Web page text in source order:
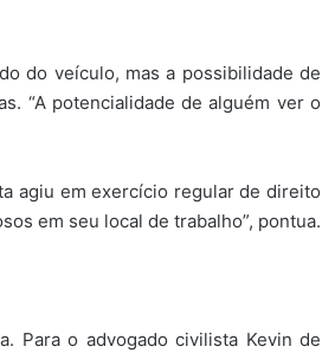
do veículo, mas a possibilidade de
“A potencialidade de alguém ver o
agiu em exercício regular de direito
em seu local de trabalho”, pontua.
Para o advogado civilista Kevin de